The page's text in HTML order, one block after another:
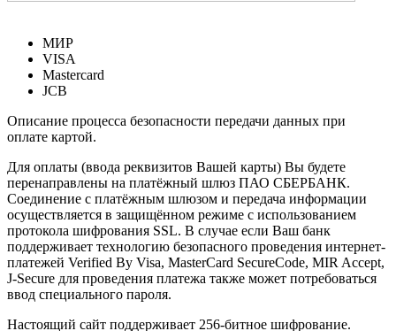
МИР
VISA
Mastercard
JCB
Описание процесса безопасности передачи данных при
оплате картой.
Для оплаты (ввода реквизитов Вашей карты) Вы будете
перенаправлены на платёжный шлюз ПАО СБЕРБАНК.
Соединение с платёжным шлюзом и передача информации
осуществляется в защищённом режиме с использованием
протокола шифрования SSL. В случае если Ваш банк
поддерживает технологию безопасного проведения интернет-
платежей Verified By Visa, MasterCard SecureCode, MIR Accept,
J-Secure для проведения платежа также может потребоваться
ввод специального пароля.
Настоящий сайт поддерживает 256-битное шифрование.